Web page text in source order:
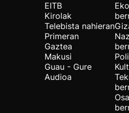
EITB
Kirolak
Telebista nahieran
Primeran
Gaztea
Makusi
Guau - Gure
Audioa